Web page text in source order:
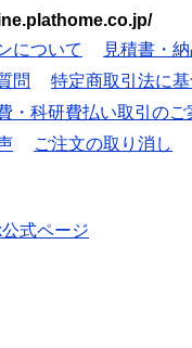
について
見積書・
問
特定商取引法に
・科研費払い取引のご
ご注文の取り消し
式ページ